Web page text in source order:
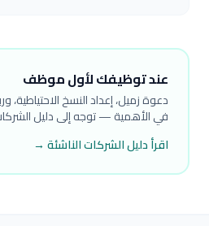
عند توظيفك لأول موظف
في الأهمية — توجه إلى دليل
اقرأ دليل الشركات الناشئة →